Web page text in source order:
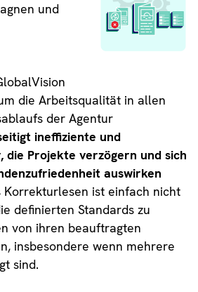
und
die Arbeitsqualität in allen
der Agentur
ineffiziente und
die Projekte verzögern und sich
auswirken
Korrekturlesen ist einfach nicht
definierten Standards zu
von ihren beauftragten
insbesondere wenn mehrere
sind.